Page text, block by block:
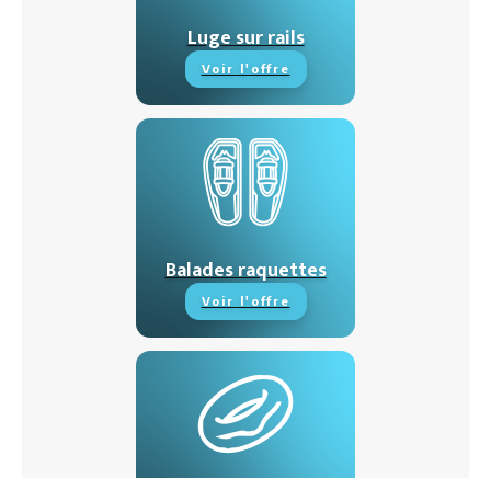
Luge sur rails
Voir l'offre
Balades raquettes
Voir l'offre